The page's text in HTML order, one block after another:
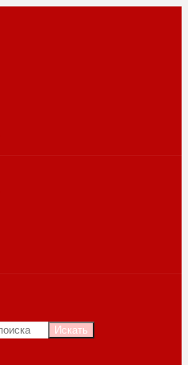
Искать